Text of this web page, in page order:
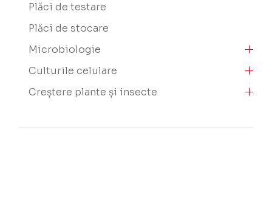
Plăci de testare
Plăci de stocare
Microbiologie
Culturile celulare
Creștere plante și insecte